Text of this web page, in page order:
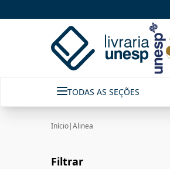
TODAS AS SEÇÕES
Início|Alinea
Filtrar